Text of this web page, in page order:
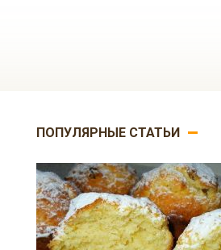
ПОПУЛЯРНЫЕ СТАТЬИ